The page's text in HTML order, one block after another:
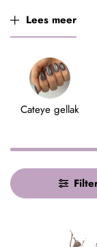
Lees meer
Cateye gellak